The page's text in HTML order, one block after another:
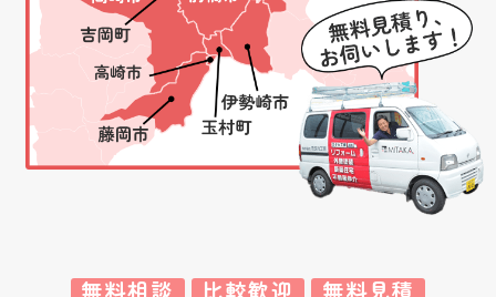
無料相談 比較歓迎
無料見積